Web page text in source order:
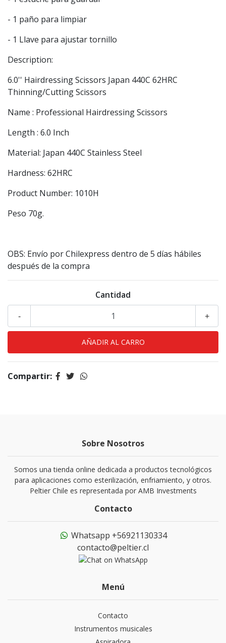
- 1 paño para limpiar
- 1 Llave para ajustar tornillo
Description:
6.0'' Hairdressing Scissors Japan 440C 62HRC
Thinning/Cutting Scissors
Name : Professional Hairdressing Scissors
Length : 6.0 Inch
Material: Japan 440C Stainless Steel
Hardness: 62HRC
Product Number: 1010H
Peso 70g.
OBS: Envío por Chilexpress dentro de 5 días hábiles
después de la compra
Cantidad
+
-
Compartir:
Sobre Nosotros
Somos una tienda online dedicada a productos tecnológicos
para aplicaciones como esterilización, enfriamiento, y otros.
Peltier Chile es representada por AMB Investments
Contacto
Whatsapp +56921130334
contacto@peltier.cl
Menú
Contacto
Instrumentos musicales